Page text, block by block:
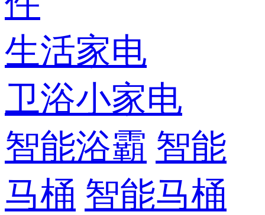
生活家电
卫浴小家电
智能浴霸 智能
马桶 智能马桶